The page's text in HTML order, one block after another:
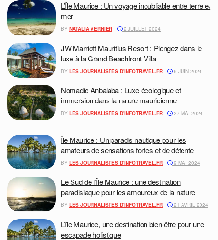
L’Île Maurice : Un voyage inoubliable entre terre et
mer
BY NATALIA VERNIER 2 JUILLET 2024
JW Marriott Mauritius Resort : Plongez dans le
luxe à la Grand Beachfront Villa
BY LES JOURNALISTES D'INFOTRAVEL.FR 6 JUIN 2024
Nomadic Anbalaba : Luxe écologique et
immersion dans la nature mauricienne
BY LES JOURNALISTES D'INFOTRAVEL.FR 27 MAI 2024
Île Maurice : Un paradis nautique pour les
amateurs de sensations fortes et de détente
BY LES JOURNALISTES D'INFOTRAVEL.FR 9 MAI 2024
Le Sud de l’Île Maurice : une destination
paradisiaque pour les amoureux de la nature
BY LES JOURNALISTES D'INFOTRAVEL.FR 21 AVRIL 2024
L’île Maurice, une destination bien-être pour une
escapade holistique